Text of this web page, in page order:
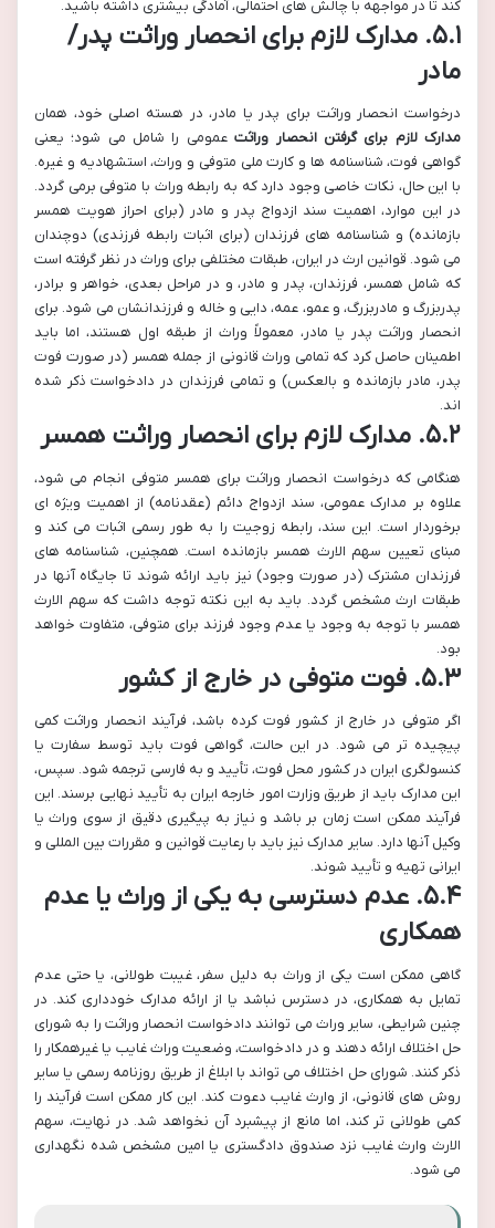
کند تا در مواجهه با چالش های احتمالی، آمادگی بیشتری داشته باشید.
۵.۱. مدارک لازم برای انحصار وراثت پدر/
مادر
درخواست انحصار وراثت برای پدر یا مادر، در هسته اصلی خود، همان
مدارک لازم برای گرفتن انحصار وراثتعمومی را شامل می شود؛ یعنی
گواهی فوت، شناسنامه ها و کارت ملی متوفی و وراث، استشهادیه و غیره.
با این حال، نکات خاصی وجود دارد که به رابطه وراث با متوفی برمی گردد.
در این موارد، اهمیت سند ازدواج پدر و مادر (برای احراز هویت همسر
بازمانده) و شناسنامه های فرزندان (برای اثبات رابطه فرزندی) دوچندان
می شود. قوانین ارث در ایران، طبقات مختلفی برای وراث در نظر گرفته است
که شامل همسر، فرزندان، پدر و مادر، و در مراحل بعدی، خواهر و برادر،
پدربزرگ و مادربزرگ، و عمو، عمه، دایی و خاله و فرزندانشان می شود. برای
انحصار وراثت پدر یا مادر، معمولاً وراث از طبقه اول هستند، اما باید
اطمینان حاصل کرد که تمامی وراث قانونی از جمله همسر (در صورت فوت
پدر، مادر بازمانده و بالعکس) و تمامی فرزندان در دادخواست ذکر شده
اند.
۵.۲. مدارک لازم برای انحصار وراثت همسر
هنگامی که درخواست انحصار وراثت برای همسر متوفی انجام می شود،
علاوه بر مدارک عمومی، سند ازدواج دائم (عقدنامه) از اهمیت ویژه ای
برخوردار است. این سند، رابطه زوجیت را به طور رسمی اثبات می کند و
مبنای تعیین سهم الارث همسر بازمانده است. همچنین، شناسنامه های
فرزندان مشترک (در صورت وجود) نیز باید ارائه شوند تا جایگاه آنها در
طبقات ارث مشخص گردد. باید به این نکته توجه داشت که سهم الارث
همسر با توجه به وجود یا عدم وجود فرزند برای متوفی، متفاوت خواهد
بود.
۵.۳. فوت متوفی در خارج از کشور
اگر متوفی در خارج از کشور فوت کرده باشد، فرآیند انحصار وراثت کمی
پیچیده تر می شود. در این حالت، گواهی فوت باید توسط سفارت یا
کنسولگری ایران در کشور محل فوت، تأیید و به فارسی ترجمه شود. سپس،
این مدارک باید از طریق وزارت امور خارجه ایران به تأیید نهایی برسند. این
فرآیند ممکن است زمان بر باشد و نیاز به پیگیری دقیق از سوی وراث یا
وکیل آنها دارد. سایر مدارک نیز باید با رعایت قوانین و مقررات بین المللی و
ایرانی تهیه و تأیید شوند.
۵.۴. عدم دسترسی به یکی از وراث یا عدم
همکاری
گاهی ممکن است یکی از وراث به دلیل سفر، غیبت طولانی، یا حتی عدم
تمایل به همکاری، در دسترس نباشد یا از ارائه مدارک خودداری کند. در
چنین شرایطی، سایر وراث می توانند دادخواست انحصار وراثت را به شورای
حل اختلاف ارائه دهند و در دادخواست، وضعیت وراث غایب یا غیرهمکار را
ذکر کنند. شورای حل اختلاف می تواند با ابلاغ از طریق روزنامه رسمی یا سایر
روش های قانونی، از وارث غایب دعوت کند. این کار ممکن است فرآیند را
کمی طولانی تر کند، اما مانع از پیشبرد آن نخواهد شد. در نهایت، سهم
الارث وارث غایب نزد صندوق دادگستری یا امین مشخص شده نگهداری
می شود.